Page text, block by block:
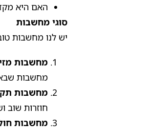
האם היא
סוגי מחשבות
יש לנו מחשבות
מחשבות
מחשבות
מחשבות
חוזרות שוב
מחשבות